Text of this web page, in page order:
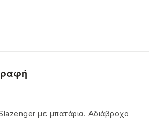
με μπατάρια. Αδιάβροχο